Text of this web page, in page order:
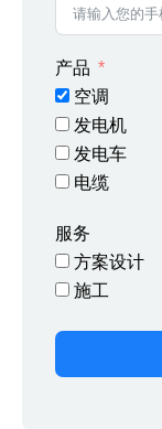
产品
空调
发电机
发电车
电缆
服务
方案设计
施工